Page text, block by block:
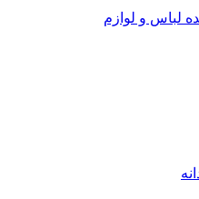
لباس و لوازم